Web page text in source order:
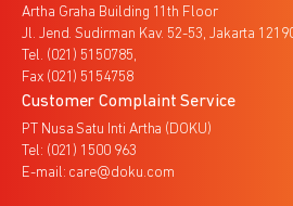
Artha Graha Building 11th Floor
Jl. Jend. Sudirman Kav. 52-53, Jakarta
Tel. (021) 5150785,
Fax (021) 5154758
Customer Complaint Service
PT Nusa Satu Inti Artha (DOKU)
Tel: (021) 1500 963
E-mail: care@doku.com